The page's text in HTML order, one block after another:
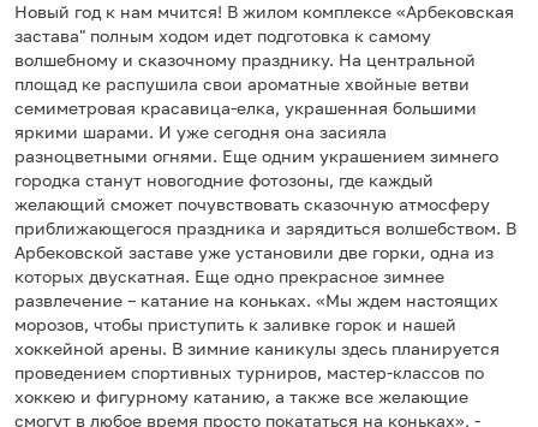
Новый год к нам мчится! В жилом комплексе «Арбековская
застава" полным ходом идет подготовка к самому
волшебному и сказочному празднику. На центральной
площад ке распушила свои ароматные хвойные ветви
семиметровая красавица-елка, украшенная большими
яркими шарами. И уже сегодня она засияла
разноцветными огнями. Еще одним украшением зимнего
городка станут новогодние фотозоны, где каждый
желающий сможет почувствовать сказочную атмосферу
приближающегося праздника и зарядиться волшебством. В
Арбековской заставе уже установили две горки, одна из
которых двускатная. Еще одно прекрасное зимнее
развлечение – катание на коньках. «Мы ждем настоящих
морозов, чтобы приступить к заливке горок и нашей
хоккейной арены. В зимние каникулы здесь планируется
проведением спортивных турниров, мастер-классов по
хоккею и фигурному катанию, а также все желающие
смогут в любое время просто покататься на коньках», -